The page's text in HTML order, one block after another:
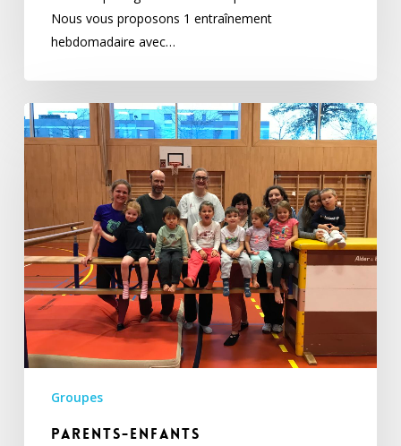
Nous vous proposons 1 entraînement
hebdomadaire avec…
Parents-
enfants
Groupes
Parents-enfants